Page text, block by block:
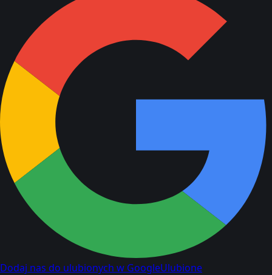
Dodaj nas do ulubionych w GoogleUlubione